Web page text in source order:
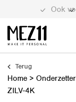
Terug
Home >
ZILV-4K